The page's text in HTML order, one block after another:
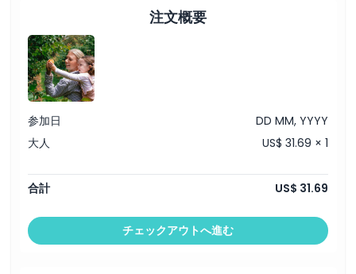
注文概要
参加日
DD MM, YYYY
大人
US$ 31.69 × 1
合計 US$ 31.69
チェックアウトへ進む